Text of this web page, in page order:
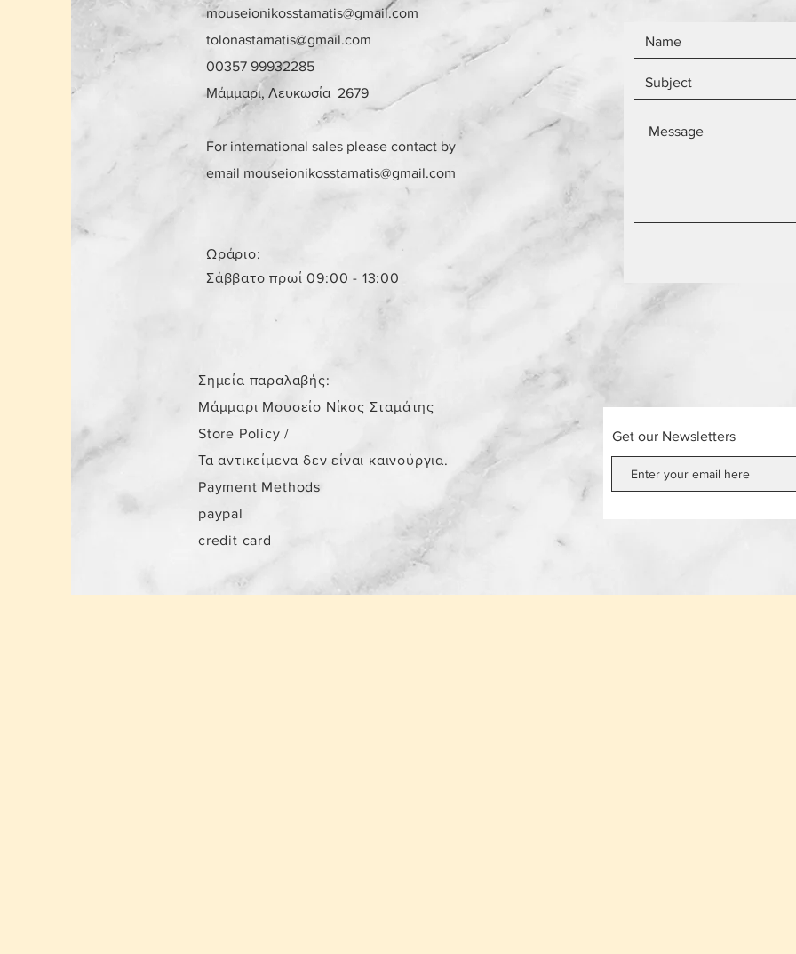
mouseionikosstamatis@gmail.com
tolonastamatis@gmail.com
00357 99932285
Μάμμαρι, Λευκωσία 2679
For international sales please contact by
email mouseionikosstamatis@gmail.com
Ωράριο:
Σάββατο πρωί 09:00 - 13:00
Σημεία παραλαβής:
Μάμμαρι Μουσείο Νίκος Σταμάτης
Store Policy/
Τα αντικείμενα δεν είναι καινούργια.
Payment Methods
paypal
credit card
Get our Newsletters